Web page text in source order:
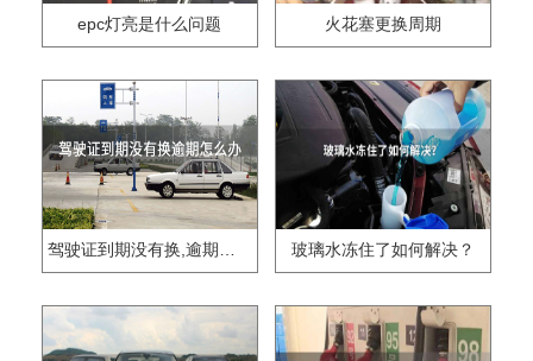
epc灯亮是什么问题 火花塞更换周期
驾驶证到期没有换,逾期怎么办?? 玻璃水冻住了如何解决？